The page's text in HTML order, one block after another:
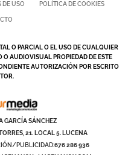
DE USO POLÍTICA DE COOKIES
O PARCIAL O EL USO DE CUALQUIER
O AUDIOVISUAL PROPIEDAD DE ESTE
AUTORIZACIÓN POR ESCRITO
GARCÍA SÁNCHEZ
21. LOCAL 5. LUCENA
PUBLICIDAD:676 286 936